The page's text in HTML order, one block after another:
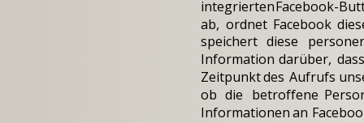
integriertenFacebook-
ab, ordnet Facebook
speichert diese
Information darüber,
Zeitpunktdes Aufrufs
ob die betroffene
Informationenan